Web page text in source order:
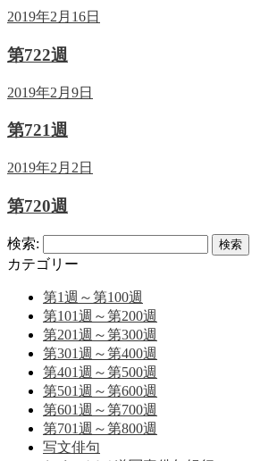
2019年2月16日
第722週
2019年2月9日
第721週
2019年2月2日
第720週
検索:
カテゴリー
第1週～第100週
第101週～第200週
第201週～第300週
第301週～第400週
第401週～第500週
第501週～第600週
第601週～第700週
第701週～第800週
写文俳句